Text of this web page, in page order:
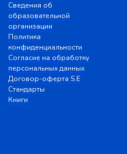
Сведения об
образовательной
организации
Политика
конфиденциальности
Согласие на обработку
персональных данных
Договор-оферта S.E
Стандарты
Книги